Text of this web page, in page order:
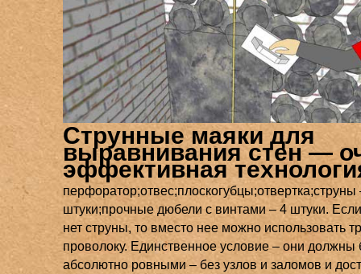
Струнные маяки для
выравнивания стен —
эффективная
перфоратор;отвес;плоскогубцы;отвертка;струны
штуки;прочные дюбели с винтами – 4 штуки.
нет струны, то вместо нее можно использовать
проволоку. Единственное условие – они должны
абсолютно ровными – без узлов и заломов и